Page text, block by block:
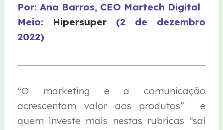
Por: Ana Barros, CEO Martech Digital
Meio: Hipersuper (2 de dezembro
2022)
“O marketing e a comunicação
acrescentam valor aos produtos” e
quem investe mais nestas rubricas “sai